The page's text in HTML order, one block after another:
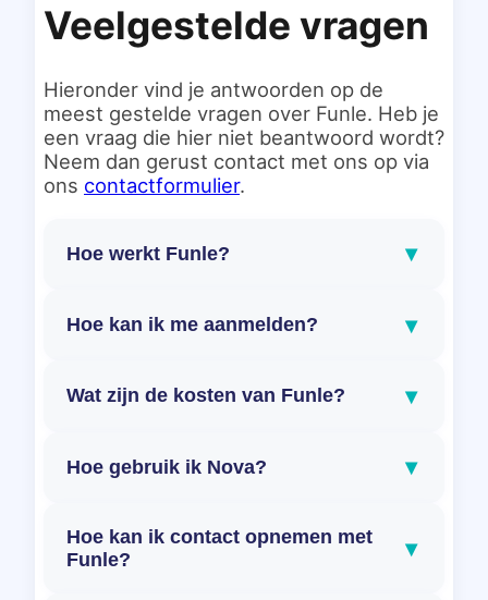
Veelgestelde vragen
Hieronder vind je antwoorden op de
meest gestelde vragen over Funle. Heb je
een vraag die hier niet beantwoord wordt?
Neem dan gerust contact met ons op via
ons contactformulier.
Hoe werkt Funle? ▾
Hoe kan ik me aanmelden? ▾
Wat zijn de kosten van Funle? ▾
Hoe gebruik ik Nova? ▾
Hoe kan ik contact opnemen met
Funle?
▾